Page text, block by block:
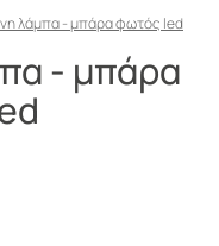
λάμπα - μπάρα φωτός led
- μπάρα